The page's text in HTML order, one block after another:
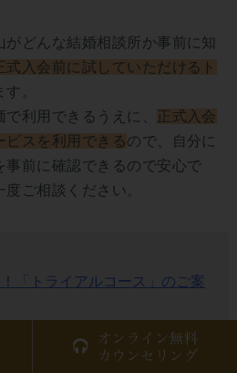
がどんな結婚相談所か事前に知
式入会前に試していただけるト
。
で利用できるうえに、 正式入会
ビスを利用できるので、自分に
前に確認できるので安心で
ご相談ください。
「トライアルコース」のご案